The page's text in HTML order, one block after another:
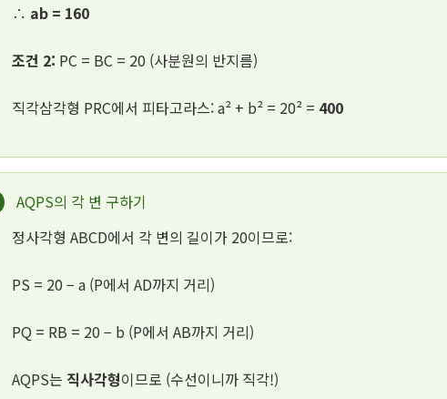
∴ ab = 160
조건 2: PC = BC = 20 (사분원의 반지름)
직각삼각형 PRC에서 피타고라스: a² + b² = 20² = 400
AQPS의 각 변 구하기
정사각형 ABCD에서 각 변의 길이가 20이므로:
PS = 20 − a (P에서 AD까지 거리)
PQ = RB = 20 − b (P에서 AB까지 거리)
AQPS는 직사각형이므로 (수선이니까 직각!)